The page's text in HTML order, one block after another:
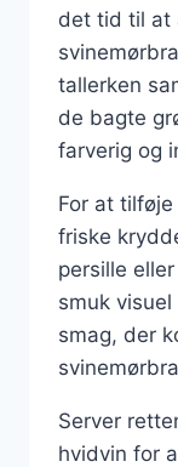
det tid til at
tallerken
de bagte
farverig og
For at
friske
persille
smuk
smag, der
Server
hvidvin for